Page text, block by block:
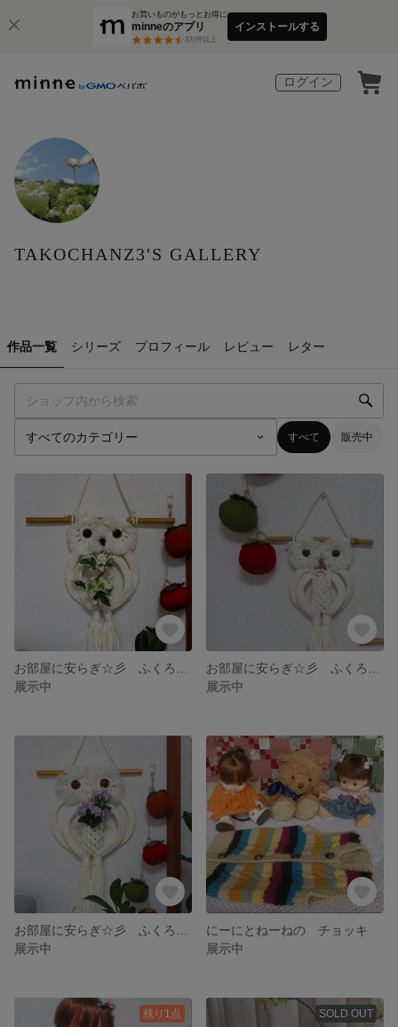
お買いものがもっとお得に
minneのアプリ
3万件以上
インストールする
ログイン
TAKOCHANZ3'S GALLERY
作品一覧 シリーズ プロフィール レビュー レター
すべて 販売中
展示中
展示中
展示中
にーにとねーねの チョッキ
展示中
残り1点 SOLD OUT